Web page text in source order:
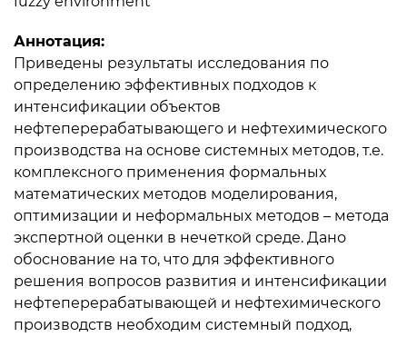
Аннотация:
Приведены результаты исследования по
определению эффективных подходов к
интенсификации объектов
нефтеперерабатывающего и нефтехимического
производства на основе системных методов, т.е.
комплексного применения формальных
математических методов моделирования,
оптимизации и неформальных методов – метода
экспертной оценки в нечеткой среде. Дано
обоснование на то, что для эффективного
решения вопросов развития и интенсификации
нефтеперерабатывающей и нефтехимического
производств необходим системный подход,